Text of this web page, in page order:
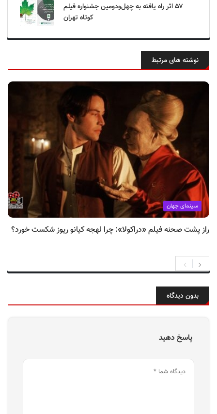
۵۷ اثر راه یافته به چهل‌ودومین جشنواره فیلم
کوتاه تهران
نوشته های مرتبط
سینمای جهان
راز پشت صحنه فیلم «دراکولا»: چرا لهجه کیانو ریوز شکست خورد؟
بدون دیدگاه
پاسخ دهید